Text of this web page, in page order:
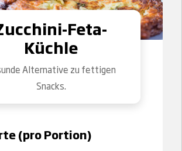
Feta-
Küchle
Alternative zu fettigen
Snacks.
(pro Portion)